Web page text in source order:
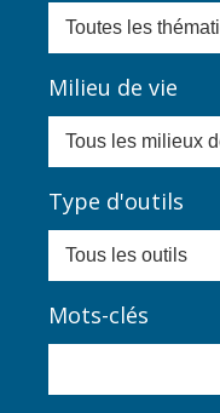
Milieu de vie
Type d'outils
Mots-clés